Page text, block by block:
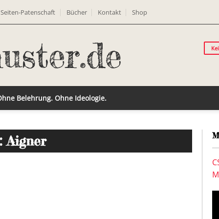
Seiten-Patenschaft Bücher Kontakt Shop
Belehrung. Ohne Ideologie.
Aigner